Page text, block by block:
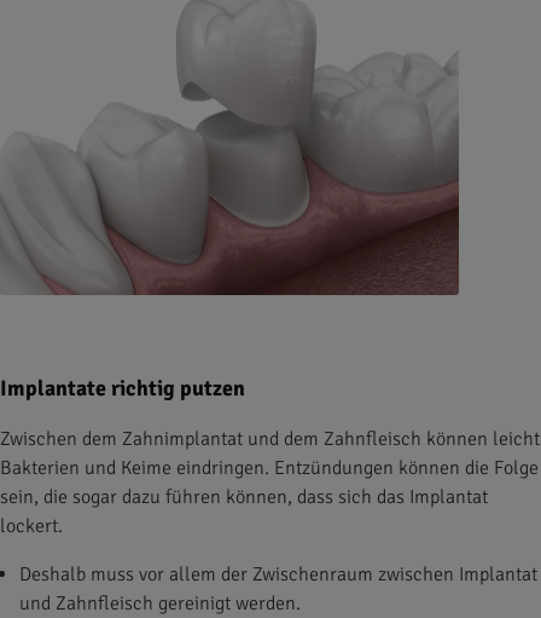
Implantate richtig putzen
Zwischen dem Zahnimplantat und dem Zahnfleisch können leicht
Bakterien und Keime eindringen. Entzündungen können die Folge
sein, die sogar dazu führen können, dass sich das Implantat
lockert.
Deshalb muss vor allem der Zwischenraum zwischen Implantat
und Zahnfleisch gereinigt werden.